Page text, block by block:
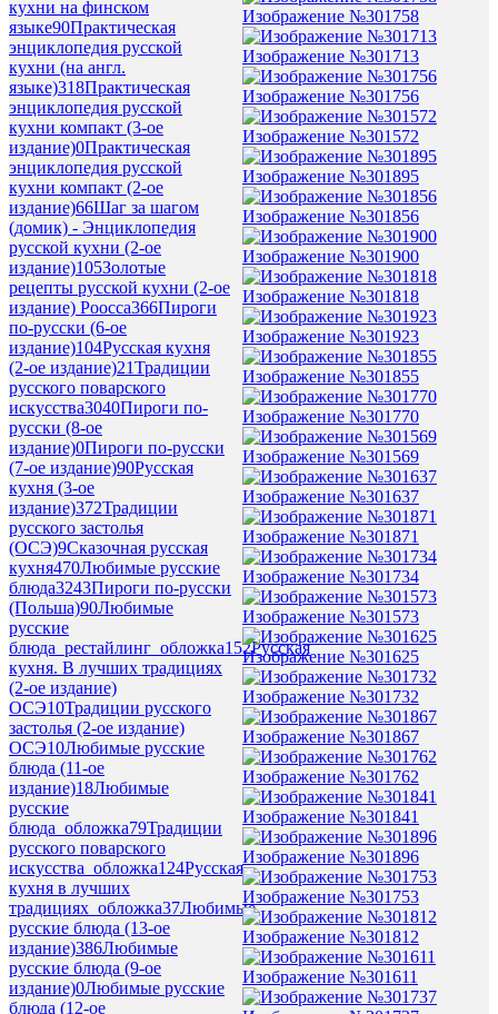
кухни на финском
языке90Практическая
энциклопедия русской
кухни (на англ.
языке)318Практическая
энциклопедия русской
кухни компакт (3-ое
издание)0Практическая
энциклопедия русской
кухни компакт (2-ое
издание)66Шаг за шагом
(домик) - Энциклопедия
русской кухни (2-ое
издание)105Золотые
рецепты русской кухни (2-ое
издание) Роосса366Пироги
по-русски (6-ое
издание)104Русская кухня
(2-ое издание)21Традиции
русского поварского
искусства3040Пироги по-
русски (8-ое
издание)0Пироги по-русски
(7-ое издание)90Русская
кухня (3-ое
издание)372Традиции
русского застолья
(ОСЭ)9Сказочная русская
кухня470Любимые русские
блюда3243Пироги по-русски
(Польша)90Любимые
русские
блюда_рестайлинг_обложка152Русская
кухня. В лучших традициях
(2-ое издание)
ОСЭ10Традиции русского
застолья (2-ое издание)
ОСЭ10Любимые русские
блюда (11-ое
издание)18Любимые
русские
блюда_обложка79Традиции
русского поварского
искусства_обложка124Русская
кухня в лучших
традициях_обложка37Любимые
русские блюда (13-ое
издание)386Любимые
русские блюда (9-ое
издание)0Любимые русские
блюда (12-ое
Изображение №301758
Изображение №301713
Изображение №301756
Изображение №301572
Изображение №301895
Изображение №301856
Изображение №301900
Изображение №301818
Изображение №301923
Изображение №301855
Изображение №301770
Изображение №301569
Изображение №301637
Изображение №301871
Изображение №301734
Изображение №301573
Изображение №301625
Изображение №301732
Изображение №301867
Изображение №301762
Изображение №301841
Изображение №301896
Изображение №301753
Изображение №301812
Изображение №301611